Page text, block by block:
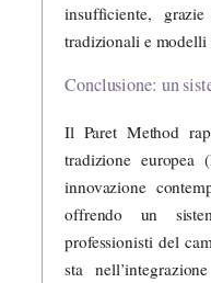
insufficiente,
tradizionali e
Conclusione: un
Il Paret Method
tradizione europea
innovazione
offrendo un
professionisti del
sta